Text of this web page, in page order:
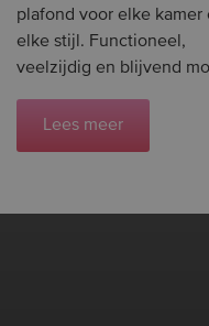
plafond voor elke kamer
elke stijl. Functioneel,
veelzijdig en blijvend
Lees meer